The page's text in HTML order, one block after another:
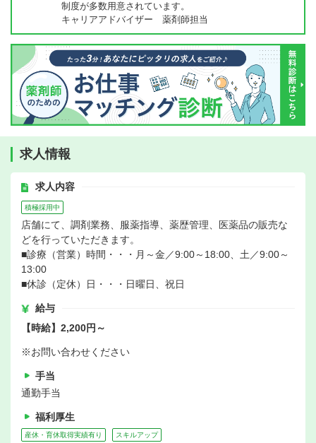
制度が多数用意されています。
キャリアアドバイザー 薬剤師担当
求人情報
求人内容
積極採用中
店舗にて、調剤業務、服薬指導、薬歴管理、医薬品の販売な
どを行っていただきます。
■診療（営業）時間・・・月～金／9:00～18:00、土／9:00～
13:00
■休診（定休）日・・・日曜日、祝日
給与
【時給】2,200円～
※お問い合わせください
手当
通勤手当
福利厚生
産休・育休取得実績有り スキルアップ